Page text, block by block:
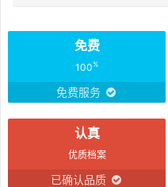
免费
100%
免费服务
认真
优质档案
已确认品质